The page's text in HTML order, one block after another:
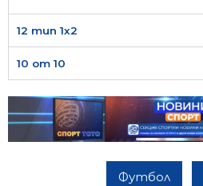
12 тип 1х2
10 от 10
Футбол